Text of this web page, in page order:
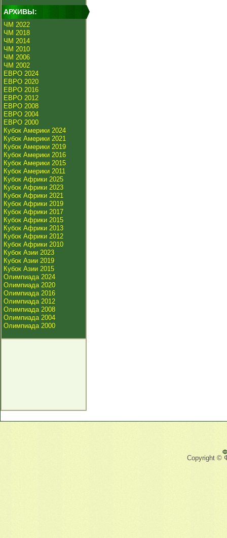
АРХИВЫ:
ЧМ 2022
ЧМ 2018
ЧМ 2014
ЧМ 2010
ЧМ 2006
ЧМ 2002
ЕВРО 2024
ЕВРО 2020
ЕВРО 2016
ЕВРО 2012
ЕВРО 2008
ЕВРО 2004
ЕВРО 2000
Кубок Америки 2024
Кубок Америки 2021
Кубок Америки 2019
Кубок Америки 2016
Кубок Америки 2015
Кубок Америки 2011
Кубок Африки 2025
Кубок Африки 2023
Кубок Африки 2021
Кубок Африки 2019
Кубок Африки 2017
Кубок Африки 2015
Кубок Африки 2013
Кубок Африки 2012
Кубок Африки 2010
Кубок Азии 2023
Кубок Азии 2019
Кубок Азии 2015
Олимпиада 2024
Олимпиада 2020
Олимпиада 2016
Олимпиада 2012
Олимпиада 2008
Олимпиада 2004
Олимпиада 2000
Copyright ©